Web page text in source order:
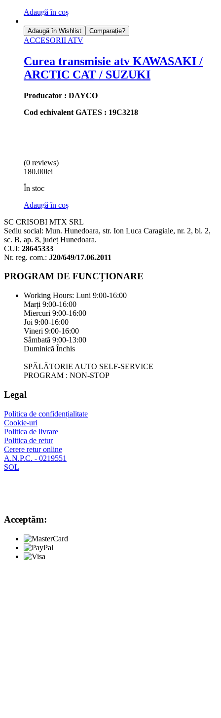
Adaugă în coș
Adaugă în Wishlist Comparație?
ACCESORII ATV
Curea transmisie atv KAWASAKI /
ARCTIC CAT / SUZUKI
Producator : DAYCO
Cod echivalent GATES : 19C3218
(0 reviews)
180.00lei
În stoc
Adaugă în coș
SC CRISOBI MTX SRL
Sediu social: Mun. Hunedoara, str. Ion Luca Caragiale, nr. 2, bl. 2,
sc. B, ap. 8, județ Hunedoara.
CUI: 28645333
Nr. reg. com.: J20/649/17.06.2011
PROGRAM DE FUNCȚIONARE
Working Hours: Luni 9:00-16:00
Marți 9:00-16:00
Miercuri 9:00-16:00
Joi 9:00-16:00
Vineri 9:00-16:00
Sâmbată 9:00-13:00
Duminică Închis
SPĂLĂTORIE AUTO SELF-SERVICE
PROGRAM : NON-STOP
Legal
Politica de confidențialitate
Cookie-uri
Politica de livrare
Politica de retur
Cerere retur online
A.N.P.C. - 0219551
SOL
Acceptăm: